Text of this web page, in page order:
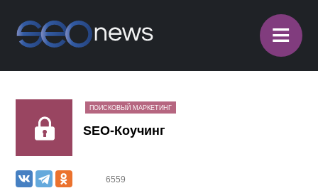
≡
ПОИСКОВЫЙ МАРКЕТИНГ
SEO-Коучинг
6559